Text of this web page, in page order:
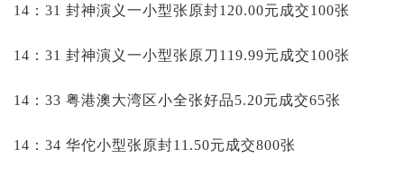
14：31 封神演义一小型张原封120.00元成交100张
14：31 封神演义一小型张原刀119.99元成交100张
14：33 粤港澳大湾区小全张好品5.20元成交65张
14：34 华佗小型张原封11.50元成交800张